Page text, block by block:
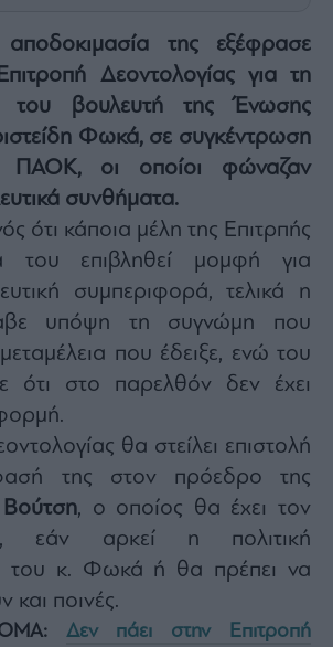
αποδοκιμασία της εξέφρασε
Επιτροπή Δεοντολογίαςγια τη
του βουλευτή της Ένωσης
Φωκά, σε συγκέντρωση
οι οποίοι φώναζαν
συνθήματα.
ότι κάποια μέλη της Επιτρπής
του επιβληθεί μομφή για
συμπεριφορά, τελικά η
υπόψη τη συγνώμη που
που έδειξε, ενώ του
ότι στο παρελθόν δεν έχει
θα στείλει επιστολή
της στον πρόεδρο της
Βούτση, ο οποίος θα έχει τον
εάν αρκεί η πολιτική
του κ. Φωκά ή θα πρέπει να
και ποινές.
Δεν πάει στην Επιτροπή